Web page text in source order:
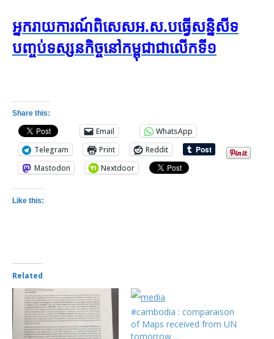
អ្នករាយការណ៍​ពិសេស​អ.ស.ប​ធ្វើ​សន្និសីទ​
បញ្ចប់​ទស្សនកិច្ច​នៅ​កម្ពុជា​ជា​លើក​ទី១
Share this:
Email
WhatsApp
Telegram
Print
Reddit
Mastodon
Nextdoor
Like this:
Related
#cambodia : comparaison
of Maps received from UN
tomorrow …